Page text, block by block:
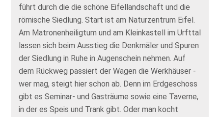
führt durch die die schöne Eifellandschaft und die
römische Siedlung. Start ist am Naturzentrum Eifel.
Am Matronenheiligtum und am Kleinkastell im Urfttal
lassen sich beim Ausstieg die Denkmäler und Spuren
der Siedlung in Ruhe in Augenschein nehmen. Auf
dem Rückweg passiert der Wagen die Werkhäuser -
wer mag, steigt hier schon ab. Denn im Erdgeschoss
gibt es Seminar- und Gasträume sowie eine Taverne,
in der es Speis und Trank gibt. Oder man kocht